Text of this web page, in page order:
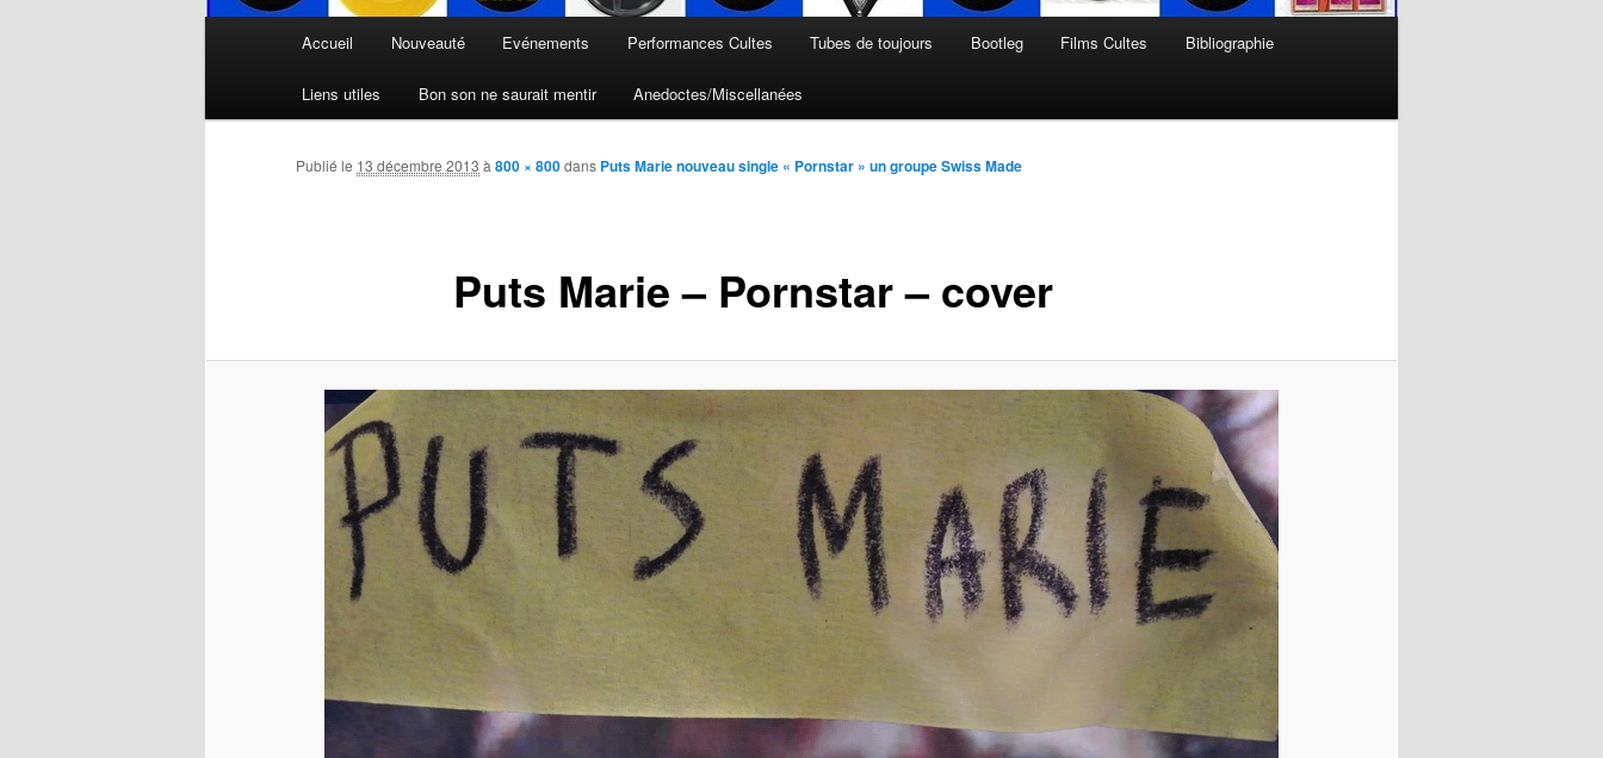
Accueil Nouveauté Evénements Performances Cultes Tubes de toujours Bootleg Films Cultes Bibliographie
Liens utiles Bon son ne saurait mentir Anedoctes/Miscellanées
Puts Marie – Pornstar – cover
Publié le 13 décembre 2013 à800 × 800dans Puts Marie nouveau single « Pornstar » un groupe Swiss Made